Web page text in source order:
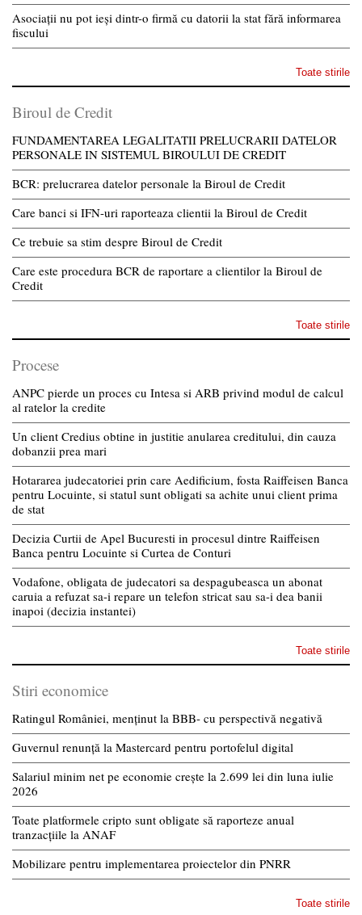
Asociații nu pot ieși dintr-o firmă cu datorii la stat fără informarea
fiscului
Toate stirile
Biroul de Credit
FUNDAMENTAREA LEGALITATII PRELUCRARII DATELOR
PERSONALE IN SISTEMUL BIROULUI DE CREDIT
BCR: prelucrarea datelor personale la Biroul de Credit
Care banci si IFN-uri raporteaza clientii la Biroul de Credit
Ce trebuie sa stim despre Biroul de Credit
Care este procedura BCR de raportare a clientilor la Biroul de
Credit
Toate stirile
Procese
ANPC pierde un proces cu Intesa si ARB privind modul de calcul
al ratelor la credite
Un client Credius obtine in justitie anularea creditului, din cauza
dobanzii prea mari
Hotararea judecatoriei prin care Aedificium, fosta Raiffeisen Banca
pentru Locuinte, si statul sunt obligati sa achite unui client prima
de stat
Decizia Curtii de Apel Bucuresti in procesul dintre Raiffeisen
Banca pentru Locuinte si Curtea de Conturi
Vodafone, obligata de judecatori sa despagubeasca un abonat
caruia a refuzat sa-i repare un telefon stricat sau sa-i dea banii
inapoi (decizia instantei)
Toate stirile
Stiri economice
Ratingul României, menținut la BBB- cu perspectivă negativă
Guvernul renunță la Mastercard pentru portofelul digital
Salariul minim net pe economie crește la 2.699 lei din luna iulie
2026
Toate platformele cripto sunt obligate să raporteze anual
tranzacțiile la ANAF
Mobilizare pentru implementarea proiectelor din PNRR
Toate stirile